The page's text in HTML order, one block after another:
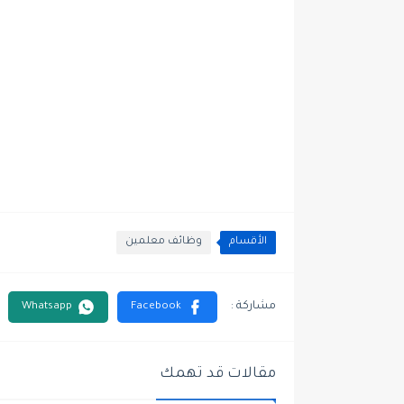
الأقسام وظائف معلمين
مقالات قد تهمك